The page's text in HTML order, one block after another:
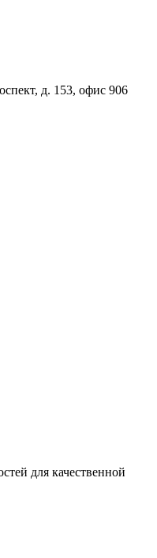
д. 153, офис 906
для качественной